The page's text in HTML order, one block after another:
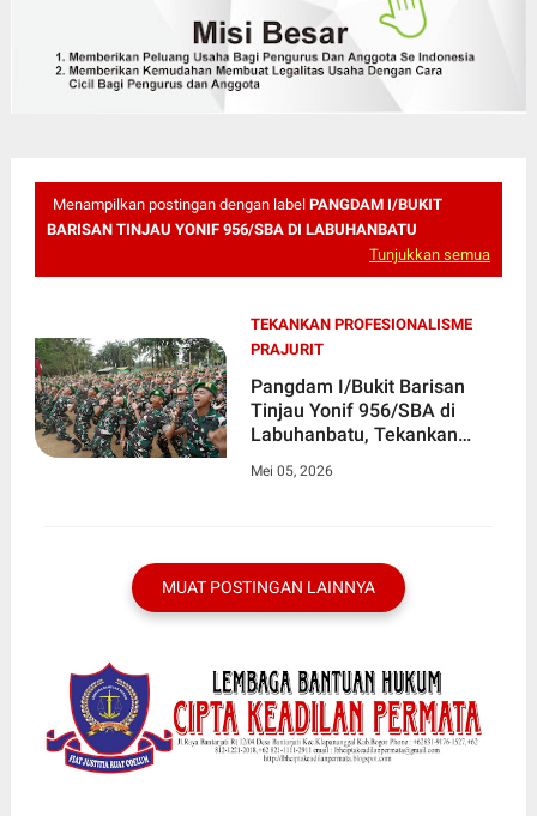
Menampilkan postingan dengan label PANGDAM I/BUKIT
BARISAN TINJAU YONIF 956/SBA DI LABUHANBATU
Tunjukkan semua
TEKANKAN PROFESIONALISME
PRAJURIT
Pangdam I/Bukit Barisan
Tinjau Yonif 956/SBA di
Labuhanbatu, Tekankan
Mei 05, 2026
MUAT POSTINGAN LAINNYA